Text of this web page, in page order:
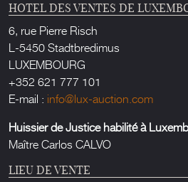
HOTEL DES VENTES DE
6, rue Pierre Risch
L-5450 Stadtbredimus
LUXEMBOURG
+352 621 777 101
E-mail : info@lux-auction.com
Huissier de Justice habilité à
Maître Carlos CALVO
LIEU DE VENTE